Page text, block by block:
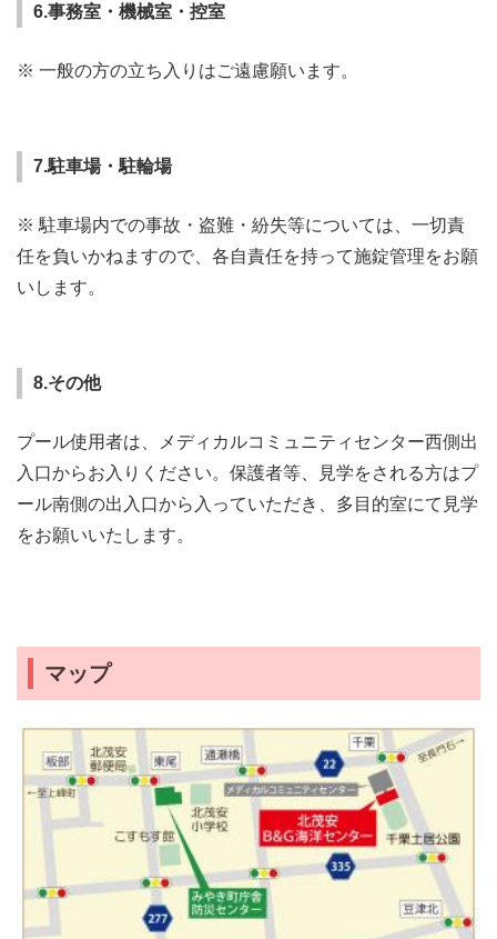
6.事務室・機械室・控室
※ 一般の方の立ち入りはご遠慮願います。
7.駐車場・駐輪場
※ 駐車場内での事故・盗難・紛失等については、一切責
任を負いかねますので、各自責任を持って施錠管理をお願
いします。
8.その他
プール使用者は、メディカルコミュニティセンター西側出
入口からお入りください。保護者等、見学をされる方はプ
ール南側の出入口から入っていただき、多目的室にて見学
をお願いいたします。
マップ